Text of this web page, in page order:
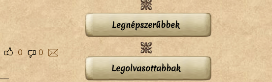
0
0
Legnépszerűbbek
Legolvasottabbak